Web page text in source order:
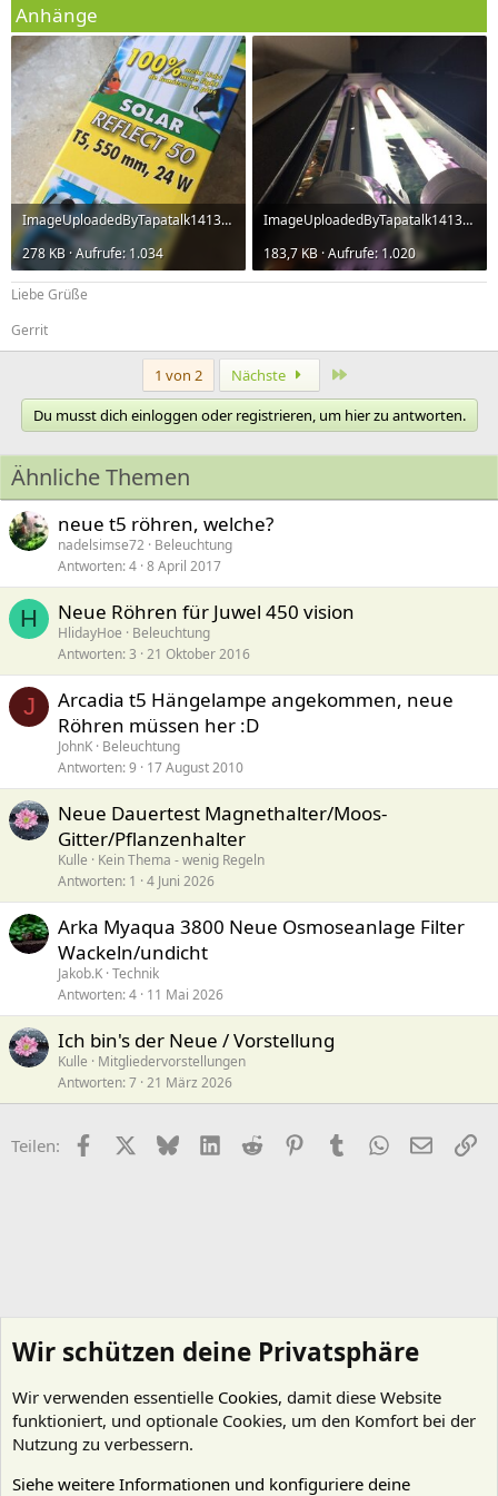
Anhänge
ImageUploadedByTapatalk1413631919.101540.jpg
278 KB · Aufrufe: 1.034
ImageUploadedByTapatalk1413631928.931247.jpg
183,7 KB · Aufrufe: 1.020
Liebe Grüße
Gerrit
1 von 2 Nächste
Du musst dich einloggen oder registrieren, um hier zu antworten.
Ähnliche Themen
neue t5 röhren, welche?
nadelsimse72 Beleuchtung
Antworten 4 8 April 2017
H Neue Röhren für Juwel 450 vision
HlidayHoe
Beleuchtung
Antworten 3 21 Oktober 2016
J
Arcadia t5 Hängelampe angekommen, neue
Röhren müssen her :D
JohnK Beleuchtung
Antworten 9 17 August 2010
Neue Dauertest Magnethalter/Moos-
Gitter/Pflanzenhalter
Kulle
Kein Thema - wenig Regeln
Antworten 1 4 Juni 2026
Arka Myaqua 3800 Neue Osmoseanlage Filter
Wackeln/undicht
Jakob.K Technik
Antworten 4 11 Mai 2026
Ich bin's der Neue / Vorstellung
Kulle
Mitgliedervorstellungen
Antworten 7 21 März 2026
Teilen: FacebookX (Twitter)
BlueskyLinkedIn
Reddit PinterestTumblr WhatsApp
E-Mail
Wir schützen deine Privatsphäre
Wir verwenden essentielle Cookies, damit diese Website
funktioniert, und optionale Cookies, um den Komfort bei der
Nutzung zu verbessern.
Siehe weitere Informationen und konfiguriere deine